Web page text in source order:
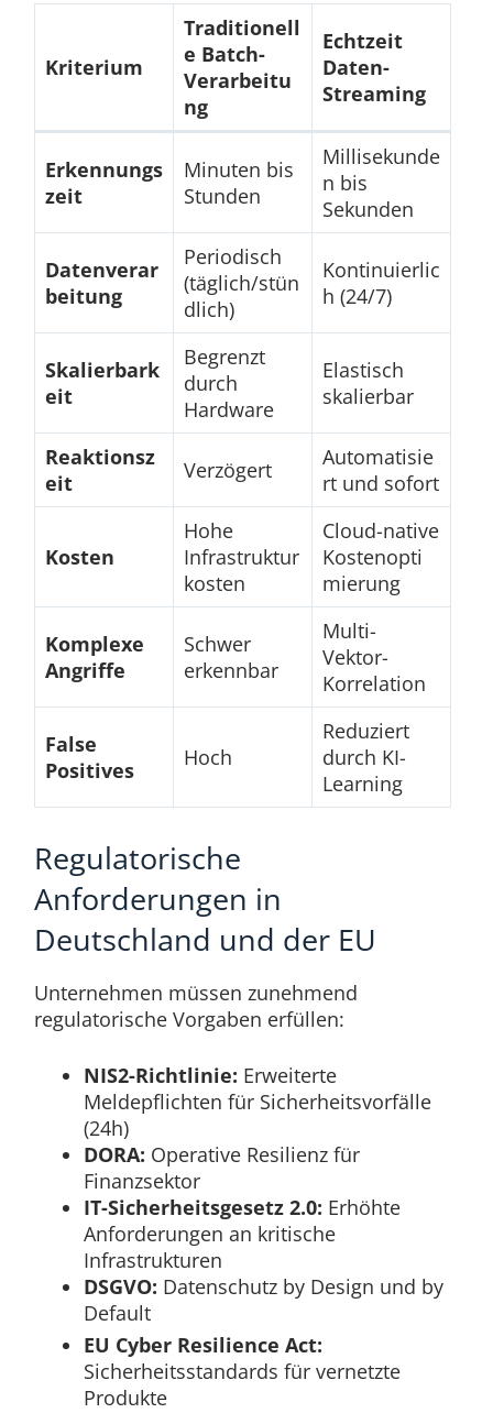
Kriterium
Traditionell
e Batch-
Verarbeitu
ng
Echtzeit
Daten-
Streaming
Erkennungs
zeit
Minuten bis
Stunden
Millisekunde
n bis
Sekunden
Datenverar
beitung
Periodisch
(täglich/stün
dlich)
Kontinuierlic
h (24/7)
Skalierbark
eit
Begrenzt
durch
Hardware
Elastisch
skalierbar
Reaktionsz
eit
Verzögert
Automatisie
rt und sofort
Kosten
Hohe
Infrastruktur
kosten
Cloud-native
Kostenopti
mierung
Komplexe
Angriffe
Schwer
erkennbar
Multi-
Vektor-
Korrelation
False
Positives
Hoch
Reduziert
durch KI-
Learning
Regulatorische
Anforderungen in
Deutschland und der EU
Unternehmen müssen zunehmend
regulatorische Vorgaben erfüllen:
NIS2-Richtlinie: Erweiterte
Meldepflichten für Sicherheitsvorfälle
(24h)
DORA: Operative Resilienz für
Finanzsektor
IT-Sicherheitsgesetz 2.0: Erhöhte
Anforderungen an kritische
Infrastrukturen
DSGVO: Datenschutz by Design und by
Default
EU Cyber Resilience Act:
Sicherheitsstandards für vernetzte
Produkte